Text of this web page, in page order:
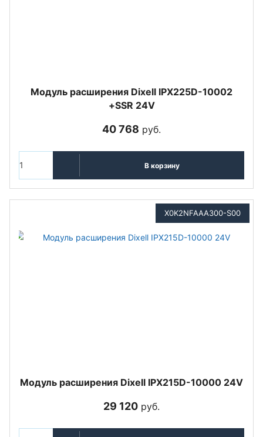
Модуль расширения Dixell IPX225D-10002
+SSR 24V
40 768 руб.
В корзину
X0K2NFAAA300-S00
Модуль расширения Dixell IPX215D-10000 24V
29 120 руб.